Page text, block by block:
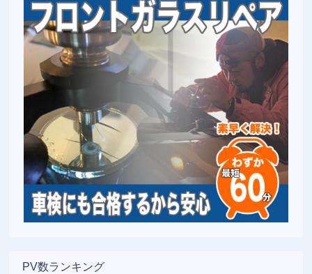
PV数ランキング